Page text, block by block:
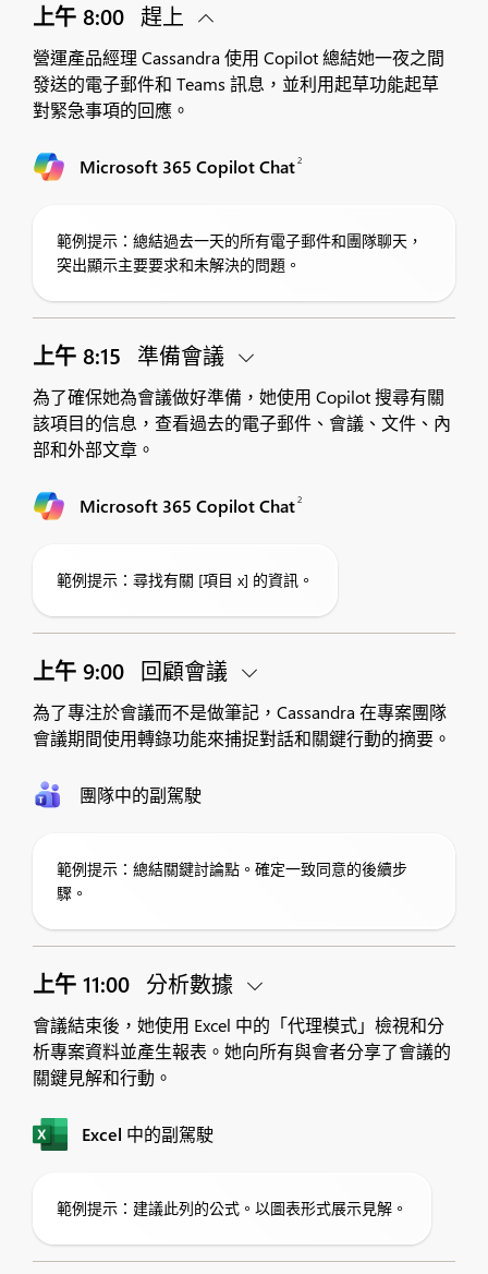
上午 8:00 趕上
營運產品經理 Cassandra 使用 Copilot 總結她一夜之間
發送的電子郵件和 Teams 訊息，並利用起草功能起草
對緊急事項的回應。
Microsoft 365 Copilot Chat2
範例提示：總結過去一天的所有電子郵件和團隊聊天，
突出顯示主要要求和未解決的問題。
上午 8:15 準備會議
為了確保她為會議做好準備，她使用 Copilot 搜尋有關
該項目的信息，查看過去的電子郵件、會議、文件、內
部和外部文章。
Microsoft 365 Copilot Chat2
範例提示：尋找有關 [項目 x] 的資訊。
上午 9:00 回顧會議
為了專注於會議而不是做筆記，Cassandra 在專案團隊
會議期間使用轉錄功能來捕捉對話和關鍵行動的摘要。
團隊中的副駕駛
範例提示：總結關鍵討論點。確定一致同意的後續步
驟。
上午 11:00 分析數據
會議結束後，她使用 Excel 中的「代理模式」檢視和分
析專案資料並產生報表。她向所有與會者分享了會議的
關鍵見解和行動。
Excel 中的副駕駛
範例提示：建議此列的公式。以圖表形式展示見解。